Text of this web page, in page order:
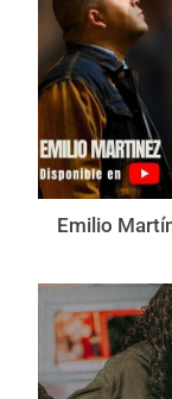
Emilio